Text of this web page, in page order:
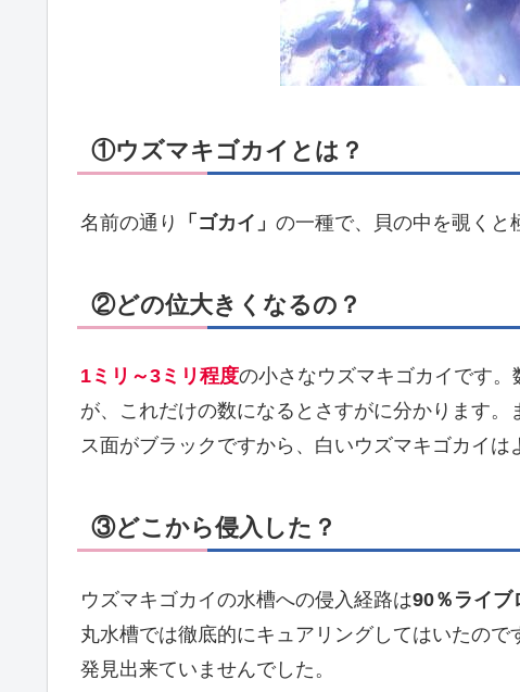
①ウズマキゴカイとは？
名前の通り 「ゴカイ」 の一種で、貝の中を覗くと
②どの位大きくなるの？
1ミリ～3ミリ程度の小さなウズマキゴカイです
が、これだけの数になるとさすがに分かります
ス面がブラックですから、白いウズマキゴカイ
③どこから侵入した？
ウズマキゴカイの水槽への侵入経路は90％ライブ
丸水槽では徹底的にキュアリングしてはいたの
発見出来ていませんでした。